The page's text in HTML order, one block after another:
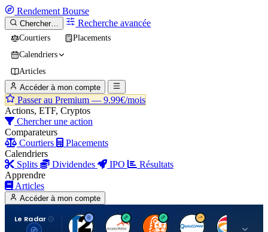
Rendement Bourse
Chercher… Recherche avancée
Courtiers
Placements
Calendriers
Articles
Accéder à mon compte
Passer au Premium — 9.99€/mois
Actions, ETF, Cryptos
Chercher une action
Comparateurs
Courtiers
Placements
Calendriers
Splits
Dividendes IPO
Résultats
Apprendre
Articles
Accéder à mon compte
Le Radar
T A I Q T